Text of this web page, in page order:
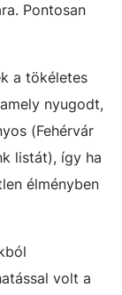
Pontosan
a tökéletes
nyugodt,
(Fehérvár
listát), így ha
élményben
volt a